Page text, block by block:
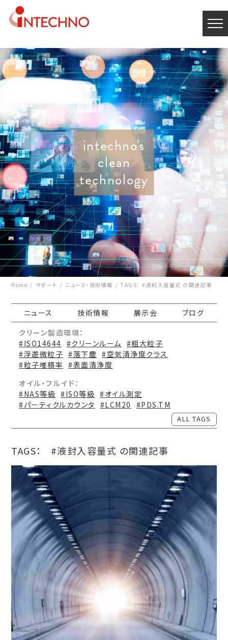
intechno's
clean
technology
Home サポート ニュース・技術情報 TAGS： #液封入容量式 の関連記事
ニュース 技術情報 展示会
ブログ
クリーン製造環境：
#ISO14644 #クリーンルーム #粗大粒子
#浮遊微粒子 #落下塵 #空気清浄度クラス
#粒子堆積率
#表面清浄度
オイル・フルイド：
#NAS等級 #ISO等級 #オイル測定
#パーティクルカウンタ
#LCM20 #PDS.TM
ALL TAGS
TAGS： #液封入容量式 の関連記事